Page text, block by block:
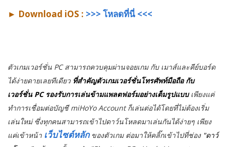
► Download iOS : >>> โหลดที่นี่ <<<
ตัวเกมเวอร์ชั่น PC สามารถควบคุมผ่านจอยเกม กับ เมาส์และคีย์บอร์ด
ได้ง่ายดายเลยทีเดียว ที่สำคัญตัวเกมเวอร์ชั่นโทรศัพท์มือถือ กับ
เวอร์ชั่น PC รองรับการเล่นข้ามแพลตฟอร์มอย่างเต็มรูปแบบเพียงแค่
ทำการเชื่อมต่อบัญชี miHoYo Account ก็เล่นต่อได้โดยที่ไม่ต้องเริ่ม
เล่นใหม่ ซึ่งทุกคนสามารถเข้าไปดาว์นโหลดมาเล่นกันได้ง่ายๆ เพียง
แค่เข้าหน้า เว็บไซต์หลักของตัวเกม ต่อมาให้คลิ๊กเข้าไปที่ช่อง "ดาว์